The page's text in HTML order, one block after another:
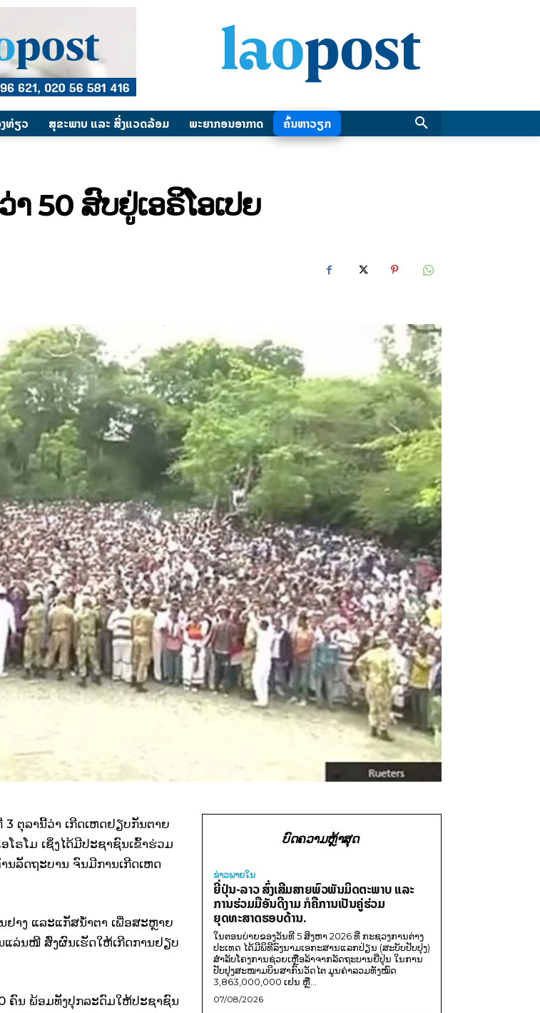
ທ່ຽວ ສຸຂະພາບ ແລະ ສີ່ງແວດລ້ອມ ພະຍາກອນອາກາດ ຄົ້ນຫາວຽກ
50 ສົບຢູ່ເອຣິໂອເປຍ
3 ຕຸລານີ້ວ່າ ເກີດເຫດຢຽບກັນຕາຍ
ໂຣໂມ ເຊິ່ງໄດ້ມີປະຊາຊົນເຂົ້າຮ່ວມ
ນລັດຖະບານ ຈົນມີການເກີດເຫດ
າງ ແລະແກັສນໍ້າຕາ ເພື່ອສະຫຼາຍ
ລ່ນໜີ ສົ່ງຜົນເຮັດໃຫ້ເກີດການຢຽບ
ຄົນ ພ້ອມທັງປຸກລະດົມໃຫ້ປະຊາຊົນ
ບົດຄວາມຫຼ້າສຸດ
ຂ່າວພາຍ​ໃນ
ຍີ່ປຸ່ນ-ລາວ ສົ່ງເສີມສາຍພົວພັນມິດຕະພາບ ແລະ
ການຮ່ວມມືອັນດີງາມ ກໍຄືການເປັນຄູ່ຮ່ວມ
ຍຸດທະສາດຮອບດ້ານ.
ໃນຕອນບ່າຍຂອງວັນທີ 5 ສິງຫາ 2026 ທີ່ ກະຊວງການຕ່າງ
ປະເທດ ໄດ້ມີພິທີລົງນາມເອກະສານແລກປ່ຽນ (ສະບັບປັບປຸງ)
ສໍາລັບໂຄງການຊ່ວຍເຫຼືອລ້າຈາກລັດຖະບານຍີ່ປຸ່ນ ໃນການ
ປັບປຸງສະໜາມບິນສາກົນວັດໄຕ ມູນຄ່າລວມທັງໝົດ
3,863,000,000 ເຢນ ຫຼື...
07/08/2026